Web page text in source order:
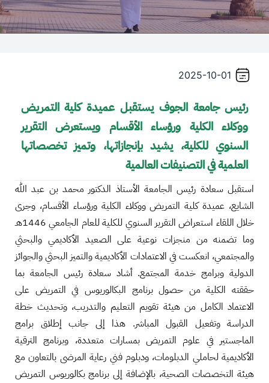
2025-10-01
رئيس جامعة الجوف يستقبل عميدة كلية التمريض
ووكلاء الكلية ورؤساء الأقسام ويستعرض التقرير
السنوي للكلية، يشيد بإنجازاتها، وتميز تخصصاتها
العلمية في التصنيفات العالمية
استقبل سعادة رئيس الجامعة الأستاذ الدكتور محمد بن عبد الله
الشايع، عميدة كلية التمريض ووكلاء الكلية ورؤساء الأقسام، وجرى
خلال اللقاء استعراض التقرير السنوي للكلية للعام الجامعي 1446هـ
وما تضمنه من منجزات نوعية على الصعيد الأكاديمي والبحثي
والمجتمعي، انعكست في الاعتمادات الأكاديمية والتميز البحثي والجوائز
الدولية وبرامج خدمة المجتمع. أشاد سعادة رئيس الجامعة بما
حققته الكلية من حصول برنامج البكالوريوس في التمريض على
الاعتماد الكامل من هيئة تقويم التعليم والتدريب، وتحديث خطة
الدراسة وتفعيل القبول المباشر. هذا إلى جانب إطلاق برامج
الماجستير في علوم التمريض بمسارات متعددة، وبرنامج الترقية
الأكاديمية لحاملي الدبلومات، ودبلوم فني رعاية المرضى بالتعاون مع
هيئة التخصصات الصحية، بالإضافة إلى برنامج بكالوريوس التمريض